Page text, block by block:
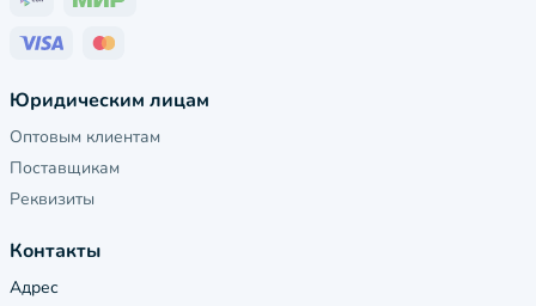
Юридическим лицам
Оптовым клиентам
Поставщикам
Реквизиты
Контакты
Адрес